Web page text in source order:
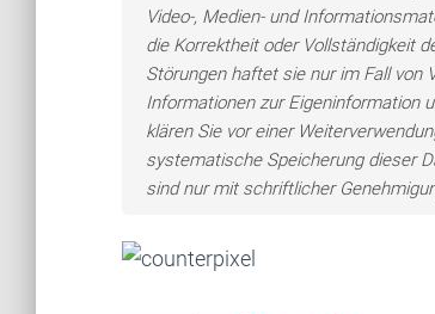
Video-, Medien- und
die Korrektheit oder Vollständigkeit
Störungen haftet sie nur im Fall von
Informationen zur Eigeninformation
klären Sie vor einer
systematische Speicherung dieser
sind nur mit schriftlicher